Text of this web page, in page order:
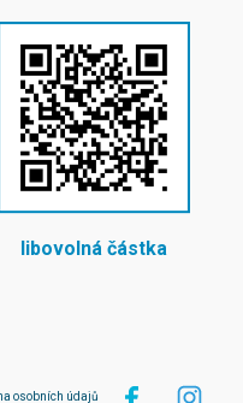
libovolná částka
osobních údajů